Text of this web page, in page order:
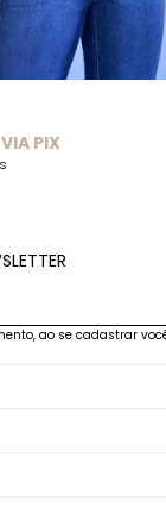
VIA PIX
ao se cadastrar